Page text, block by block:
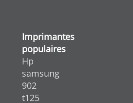
Imprimantes
populaires
Hp
samsung
902
t125